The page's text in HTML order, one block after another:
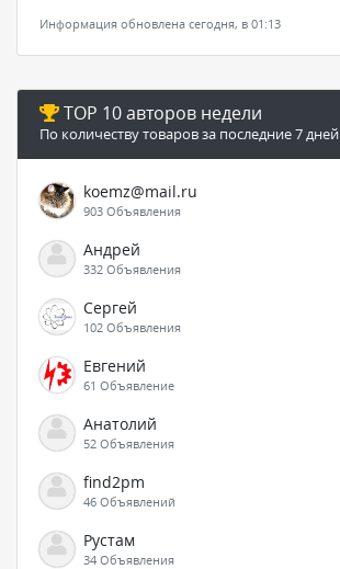
Информация обновлена сегодня, в 01:13
TOP 10 авторов недели
По количеству товаров за последние 7 дней
koemz@mail.ru
903 Объявления
Андрей
332 Объявления
Сергей
102 Объявления
Евгений
61 Объявление
Анатолий
52 Объявления
find2pm
46 Объявлений
Рустам
34 Объявления